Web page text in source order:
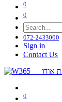
0
0
072-2433000
Sign in
Contact Us
0